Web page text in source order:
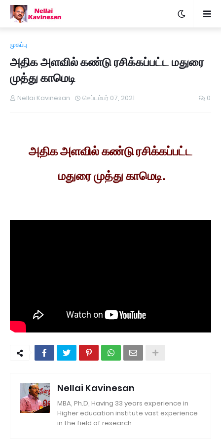
முகப்பு
அதிக அளவில் கண்டு ரசிக்கப்பட்ட மதுரை
முத்து காமெடி
Nellai Kavinesan செப்டம்பர் 07, 2021 0
அதிக அளவில் கண்டு ரசிக்கப்பட்ட
மதுரை முத்து காமெடி.
Nellai Kavinesan
MBA, Ph.D, Having 33 years experience in
Higher education institute vast experience
in the field of research